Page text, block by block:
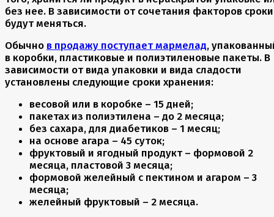
без нее. В зависимости от сочетания факторов сроки
будут меняться.
Обычно в продажу поступает мармелад,
в коробки, пластиковые и полиэтиленовые пакеты. В
зависимости от вида упаковки и вида сладости
установлены следующие сроки хранения:
весовой или в коробке – 15 дней;
пакетах из полиэтилена – до 2 месяца;
без сахара, для диабетиков – 1 месяц;
на основе агара – 45 суток;
фруктовый и ягодный продукт – формовой 2
месяца, пластовой 3 месяца;
формовой желейный с пектином и агаром – 3
месяца;
желейный фруктовый – 2 месяца.